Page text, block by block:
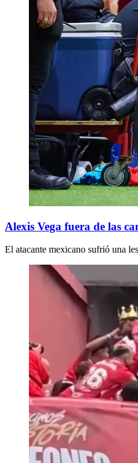
Alexis Vega fuera de las
El atacante mexicano sufrió una